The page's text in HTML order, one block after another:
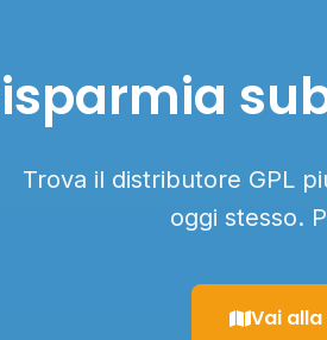
Trova il distributore GPL
oggi stesso.
Vai